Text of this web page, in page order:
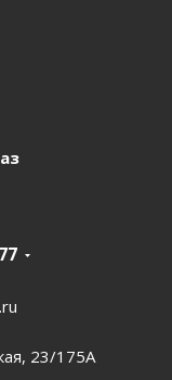
23/175А